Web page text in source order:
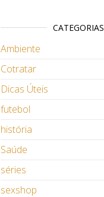
CATEGORIAS
Ambiente
Cotratar
Dicas Úteis
futebol
história
Saúde
séries
sexshop